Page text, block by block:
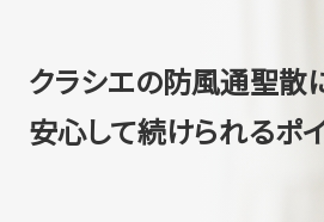
クラシエの防風通聖散
安心して続けられるポ